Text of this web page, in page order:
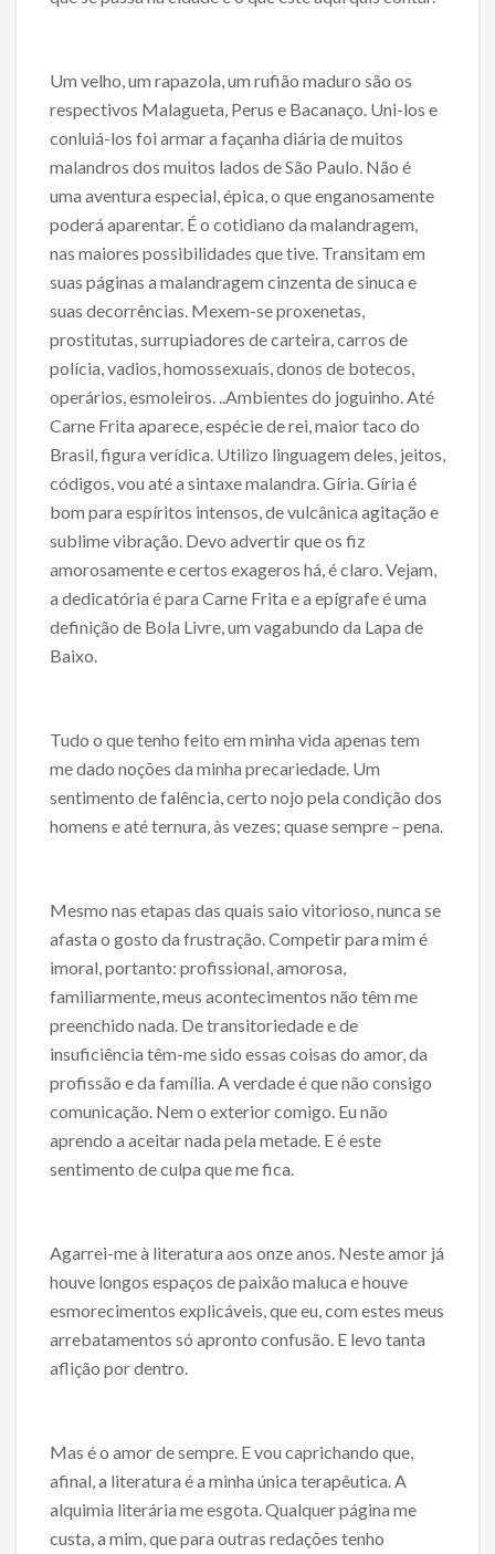
Um velho, um rapazola, um rufião maduro são os
respectivos Malagueta, Perus e Bacanaço. Uni-los e
conluiá-los foi armar a façanha diária de muitos
malandros dos muitos lados de São Paulo. Não é
uma aventura especial, épica, o que enganosamente
poderá aparentar. É o cotidiano da malandragem,
nas maiores possibilidades que tive. Transitam em
suas páginas a malandragem cinzenta de sinuca e
suas decorrências. Mexem-se proxenetas,
prostitutas, surrupiadores de carteira, carros de
polícia, vadios, homossexuais, donos de botecos,
operários, esmoleiros. ..Ambientes do joguinho. Até
Carne Frita aparece, espécie de rei, maior taco do
Brasil, figura verídica. Utilizo linguagem deles, jeitos,
códigos, vou até a sintaxe malandra. Gíria. Gíria é
bom para espíritos intensos, de vulcânica agitação e
sublime vibração. Devo advertir que os fiz
amorosamente e certos exageros há, é claro. Vejam,
a dedicatória é para Carne Frita e a epígrafe é uma
definição de Bola Livre, um vagabundo da Lapa de
Baixo.
Tudo o que tenho feito em minha vida apenas tem
me dado noções da minha precariedade. Um
sentimento de falência, certo nojo pela condição dos
homens e até ternura, às vezes; quase sempre – pena.
Mesmo nas etapas das quais saio vitorioso, nunca se
afasta o gosto da frustração. Competir para mim é
imoral, portanto: profissional, amorosa,
familiarmente, meus acontecimentos não têm me
preenchido nada. De transitoriedade e de
insuficiência têm-me sido essas coisas do amor, da
profissão e da família. A verdade é que não consigo
comunicação. Nem o exterior comigo. Eu não
aprendo a aceitar nada pela metade. E é este
sentimento de culpa que me fica.
Agarrei-me à literatura aos onze anos. Neste amor já
houve longos espaços de paixão maluca e houve
esmorecimentos explicáveis, que eu, com estes meus
arrebatamentos só apronto confusão. E levo tanta
aflição por dentro.
Mas é o amor de sempre. E vou caprichando que,
afinal, a literatura é a minha única terapêutica. A
alquimia literária me esgota. Qualquer página me
custa, a mim, que para outras redações tenho